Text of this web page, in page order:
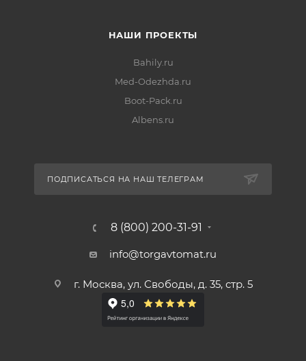
НАШИ ПРОЕКТЫ
Bahily.ru
Med-Odezhda.ru
Boot-Pack.ru
Albens.ru
ПОДПИСАТЬСЯ НА НАШ ТЕЛЕГРАМ
8 (800) 200-31-91
info@torgavtomat.ru
г. Москва, ул. Свободы, д. 35, стр. 5